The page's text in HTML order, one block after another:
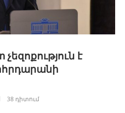
է
38 դիտում